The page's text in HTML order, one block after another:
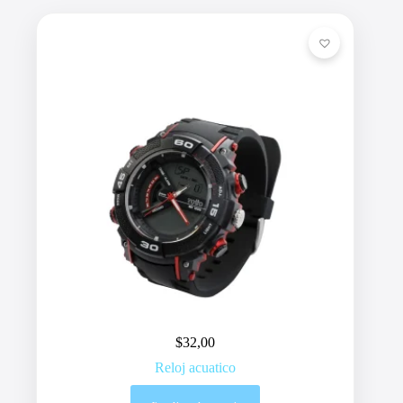
$32,00
Reloj acuatico